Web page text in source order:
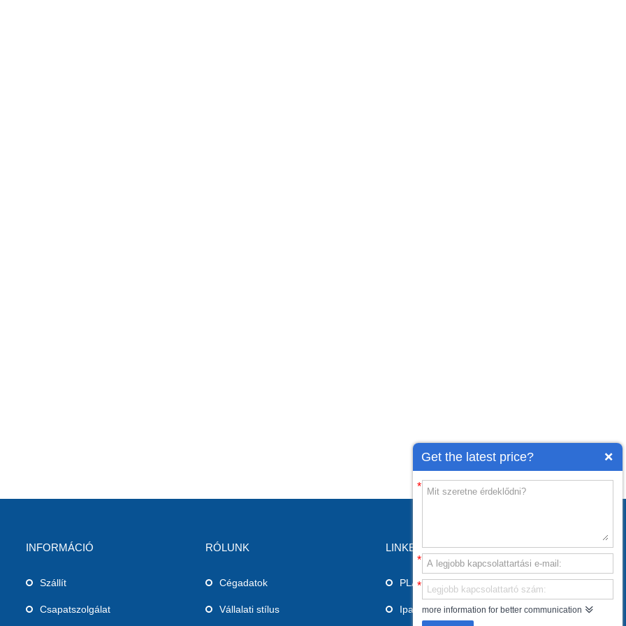
Get the latest price?
*
*
*
more information for better communication
INFORMÁCIÓ
Szállít
Csapatszolgálat
RÓLUNK
Cégadatok
Vállalati stílus
LINKEK
PLA 3D nyomtató
Ipari 3D nyomtató